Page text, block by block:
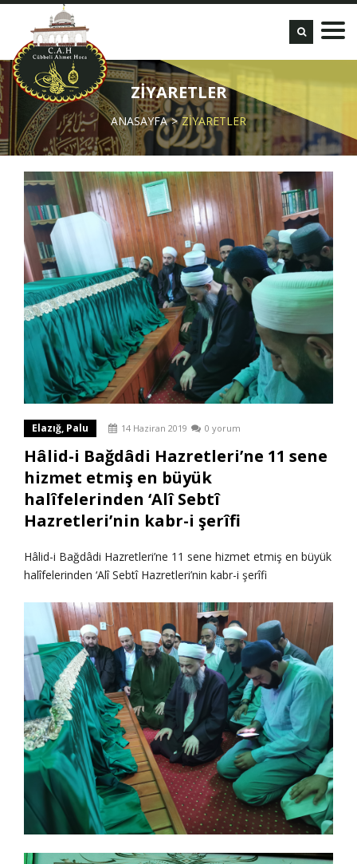
ZİYARETLER
ANASAYFA ZİYARETLER
Elazığ, Palu 14 Haziran 2019 0 yorum
Hâlid-i Bağdâdi Hazretleri’ne 11 sene
hizmet etmiş en büyük
halîfelerinden ‘Alî Sebtî
Hazretleri’nin kabr-i şerîfi
Hâlid-i Bağdâdi Hazretleri’ne 11 sene hizmet etmiş en büyük
halîfelerinden ‘Alî Sebtî Hazretleri’nin kabr-i şerîfi